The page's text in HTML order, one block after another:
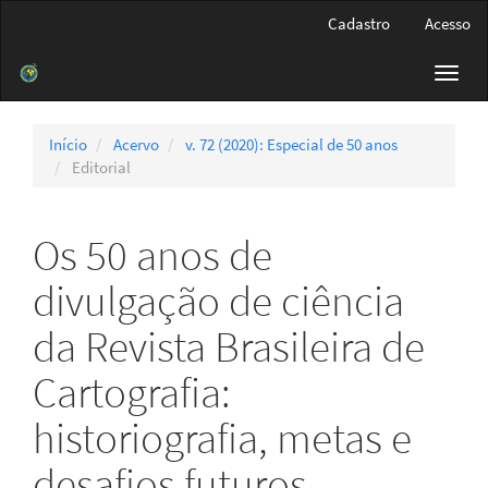
Barra
Cadastro Acesso
Início Acervo
v. 72 (2020): Especial de 50 anos
Editorial
Os 50 anos de
divulgação de ciência
da Revista Brasileira de
Cartografia:
historiografia, metas e